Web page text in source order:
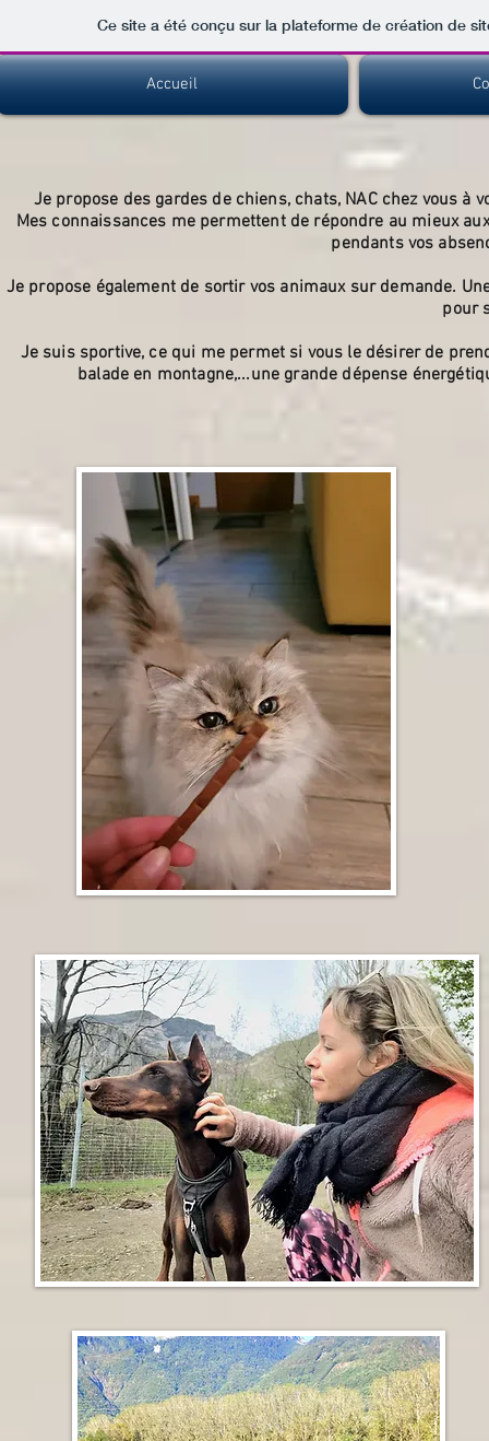
Ce site a été conçu sur la plateforme de création de
Accueil
Je propose des gardes de chiens, chats, NAC chez vous
Mes connaissances me permettent de répondre au mieux
pendants vos
Je propose également de sortir vos animaux sur demande.
pour
Je suis sportive, ce qui me permet si vous le désirer de
balade en montagne,...une grande dépense